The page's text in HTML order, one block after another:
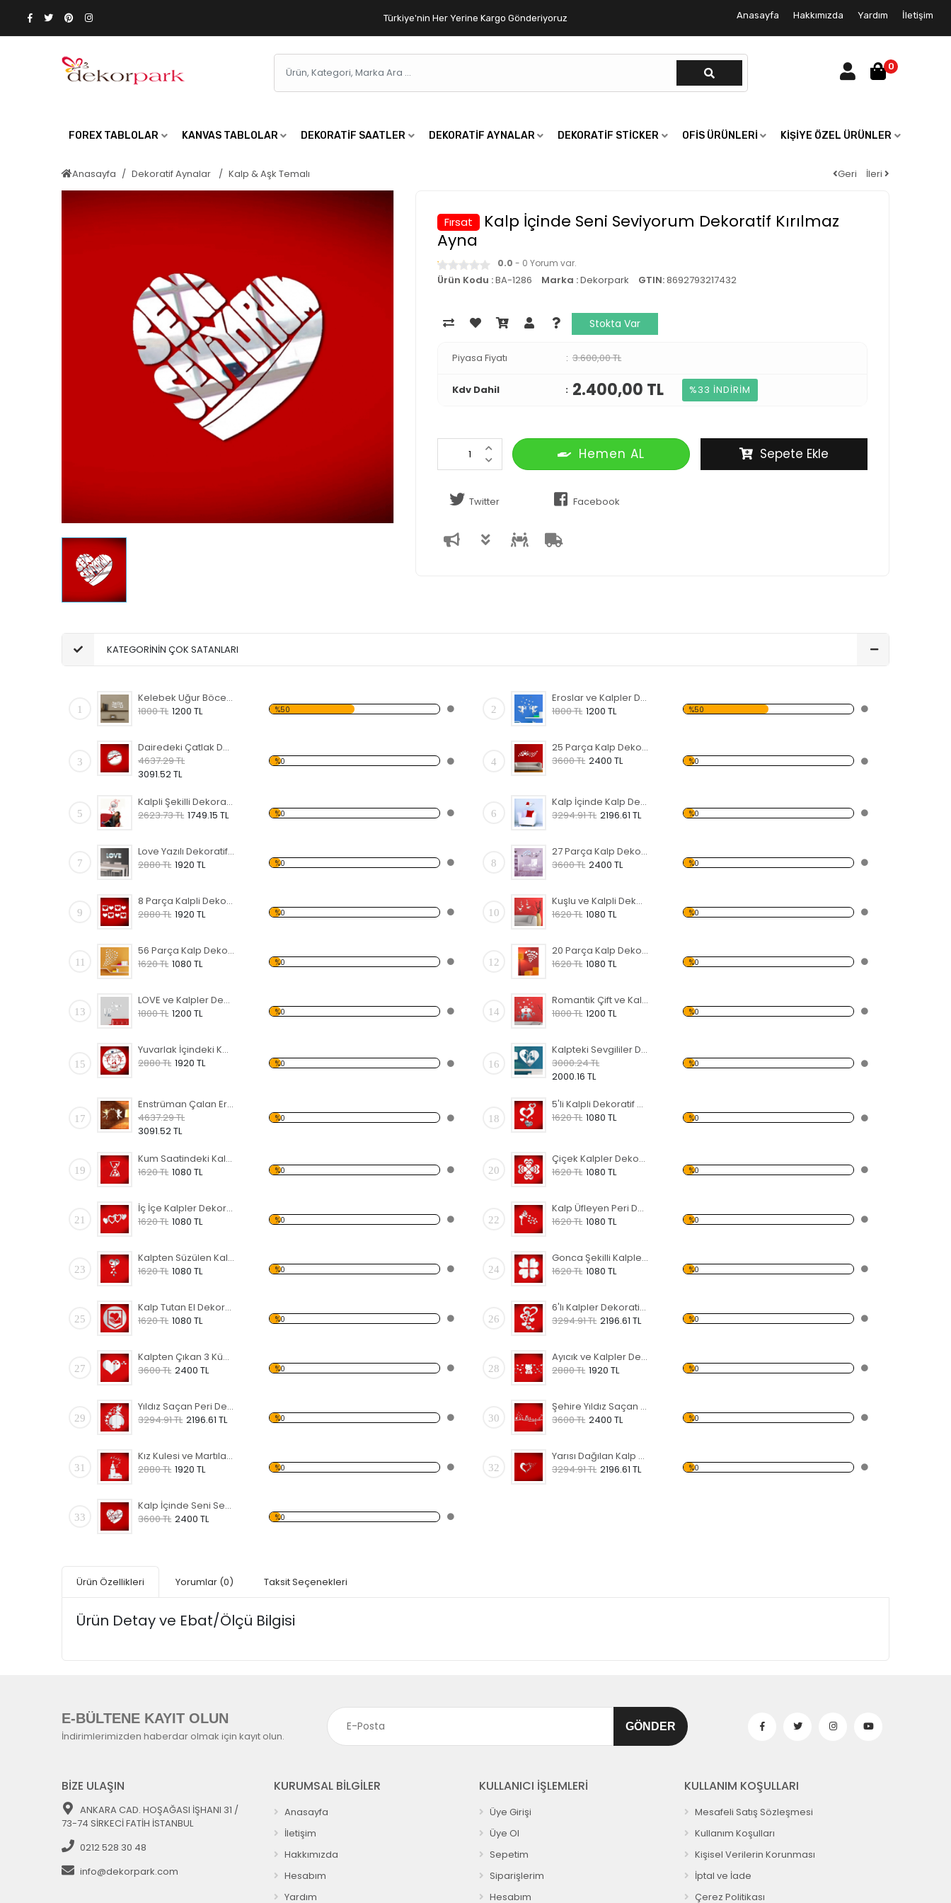
Türkiye'nin Her Yerine Kargo Gönderiyoruz Anasayfa Hakkımızda Yardım İletişim
0
FOREX TABLOLAR KANVAS TABLOLAR DEKORATIF SAATLER DEKORATIF AYNALAR DEKORATIF STICKER OFIS ÜRÜNLERI KIŞIYE ÖZEL ÜRÜNLER
Anasayfa Dekoratif Aynalar Kalp & Aşk Temalı Geri İleri
Fırsat
Kalp İçinde Seni Seviyorum Dekoratif Kırılmaz
Ayna
0.0 - 0 Yorum var.
Ürün Kodu :BA-1286 Marka :Dekorpark GTIN:8692793217432
Stokta Var
Piyasa Fiyatı 3.600,00 TL
Kdv Dahil 2.400,00 TL %33 İNDİRİM
Hemen AL Sepete Ekle
Twitter Facebook
KATEGORİNİN ÇOK SATANLARI
1
Kelebek Uğur Böceği Çiçek ve Kalpli Dekoratif Kırılmaz Ayna
1800 TL 1200 TL %50 2
Eroslar ve Kalpler Dekoratif Kırılmaz Ayna
1800 TL 1200 TL %50
3
Dairedeki Çatlak Dekoratif Kırılmaz Ayna
4637.29 TL
3091.52 TL
%0 4
25 Parça Kalp Dekoratif Kırılmaz Ayna
3600 TL 2400 TL %0
5
Kalpli Şekilli Dekoratif Kırılmaz Ayna
2623.73 TL 1749.15 TL %0 6
Kalp İçinde Kalp Dekoratif Kırılmaz Ayna
3294.91 TL 2196.61 TL %0
7
Love Yazılı Dekoratif Kırılmaz Ayna
2880 TL 1920 TL %0 8
27 Parça Kalp Dekoratif Kırılmaz Ayna
3600 TL 2400 TL %0
9
8 Parça Kalpli Dekoratif Kırılmaz Ayna
2880 TL 1920 TL %0 10
Kuşlu ve Kalpli Dekoratif Kırılmaz Ayna
1620 TL 1080 TL %0
11
56 Parça Kalp Dekoratif Kırılmaz Ayna
1620 TL 1080 TL %0 12
20 Parça Kalp Dekoratif Kırılmaz Ayna
1620 TL 1080 TL %0
13
LOVE ve Kalpler Dekoratif Kırılmaz Ayna
1800 TL 1200 TL %0 14
Romantik Çift ve Kalpler Dekoratif Kırılmaz Ayna
1800 TL 1200 TL %0
15
Yuvarlak İçindeki Kalp Şekli Dekoratif Kırılmaz Ayna
2880 TL 1920 TL %0 16
Kalpteki Sevgililer Dekoratif Kırılmaz Ayna
3000.24 TL
2000.16 TL
%0
17
Enstrüman Çalan Eroslar Dekoratif Kırılmaz Ayna
4637.29 TL
3091.52 TL
%0 18
5'li Kalpli Dekoratif Kırılmaz Ayna
1620 TL 1080 TL %0
19
Kum Saatindeki Kalpler Dekoratif Kırılmaz Ayna
1620 TL 1080 TL %0 20
Çiçek Kalpler Dekoratif Kırılmaz Ayna
1620 TL 1080 TL %0
21
İç İçe Kalpler Dekoratif Kırılmaz Ayna
1620 TL 1080 TL %0 22
Kalp Üfleyen Peri Dekoratif Kırılmaz Ayna
1620 TL 1080 TL %0
23
Kalpten Süzülen Kalpler Dekoratif Kırılmaz Ayna
1620 TL 1080 TL %0 24
Gonca Şekilli Kalpler Dekoratif Kırılmaz Ayna
1620 TL 1080 TL %0
25
Kalp Tutan El Dekoratif Kırılmaz Ayna
1620 TL 1080 TL %0 26
6'lı Kalpler Dekoratif Kırılmaz Ayna
3294.91 TL 2196.61 TL %0
27
Kalpten Çıkan 3 Küçük Kalp Dekoratif Kırılmaz Ayna
3600 TL 2400 TL %0 28
Ayıcık ve Kalpler Dekoratif Kırılmaz Ayna
2880 TL 1920 TL %0
29
Yıldız Saçan Peri Dekoratif Kırılmaz Ayna
3294.91 TL 2196.61 TL %0 30
Şehire Yıldız Saçan Peri Dekoratif Kırılmaz Ayna
3600 TL 2400 TL %0
31
Kız Kulesi ve Martılar Dekoratif Kırılmaz Ayna
2880 TL 1920 TL %0 32
Yarısı Dağılan Kalp Dekoratif Kırılmaz Ayna
3294.91 TL 2196.61 TL %0
33
Kalp İçinde Seni Seviyorum Dekoratif Kırılmaz Ayna
3600 TL 2400 TL %0
Ürün Özellikleri Yorumlar (0) Taksit Seçenekleri
Ürün Detay ve Ebat/Ölçü Bilgisi
E-BÜLTENE KAYIT OLUN
İndirimlerimizden haberdar olmak için kayıt olun.
BİZE ULAŞIN
ANKARA CAD. HOŞAĞASI İŞHANI 31 /
73-74 SİRKECİ FATİH İSTANBUL
0212 528 30 48
info@dekorpark.com
KURUMSAL BİLGİLER
Anasayfa
İletişim
Hakkımızda
Hesabım
Yardım
KULLANICI İŞLEMLERİ
Üye Girişi
Üye Ol
Sepetim
Siparişlerim
Hesabım
KULLANIM KOŞULLARI
Mesafeli Satış Sözleşmesi
Kullanım Koşulları
Kişisel Verilerin Korunması
İptal ve İade
Çerez Politikası